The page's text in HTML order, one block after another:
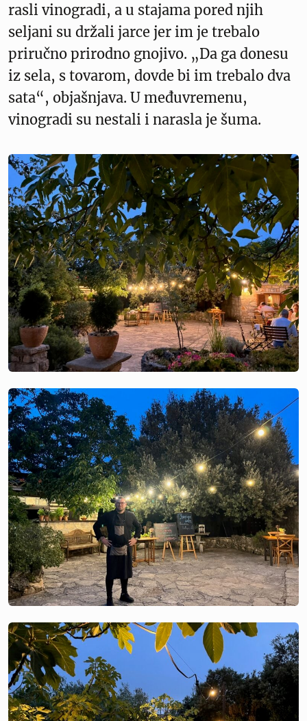
rasli vinogradi, a u stajama pored njih
seljani su držali jarce jer im je trebalo
priručno prirodno gnojivo. „Da ga donesu
iz sela, s tovarom, dovde bi im trebalo dva
sata“, objašnjava. U međuvremenu,
vinogradi su nestali i narasla je šuma.